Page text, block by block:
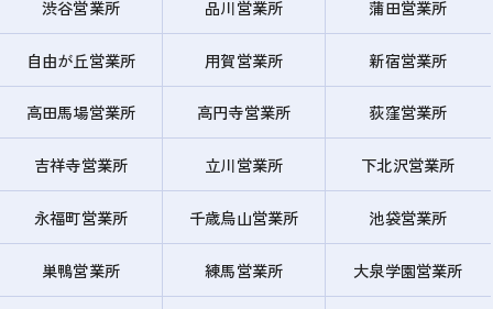
渋谷営業所 品川営業所 蒲田営業所
自由が丘営業所 用賀営業所 新宿営業所
高田馬場営業所 高円寺営業所 荻窪営業所
吉祥寺営業所 立川営業所 下北沢営業所
永福町営業所 千歳烏山営業所 池袋営業所
巣鴨営業所 練馬営業所 大泉学園営業所